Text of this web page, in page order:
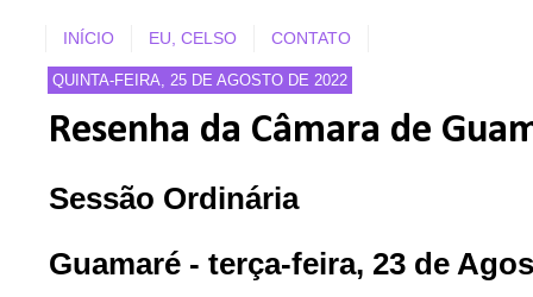
INÍCIO EU, CELSO CONTATO
QUINTA-FEIRA, 25 DE AGOSTO DE 2022
Resenha da Câmara de
Sessão Ordinária
Guamaré - terça-feira, 23 de